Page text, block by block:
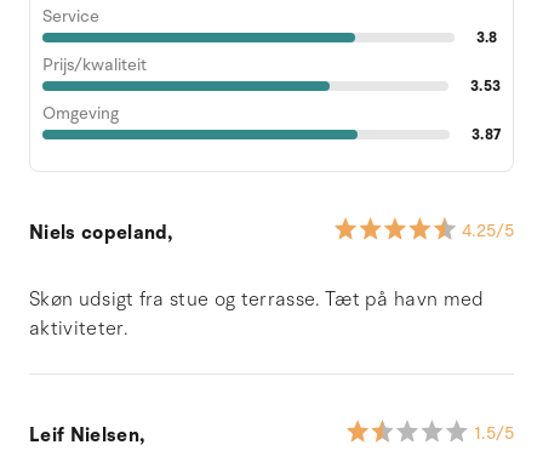
Service
3.8
Prijs/kwaliteit
3.53
Omgeving
3.87
Niels copeland, 4.25/5
Skøn udsigt fra stue og terrasse. Tæt på havn med
aktiviteter.
Leif Nielsen, 1.5/5